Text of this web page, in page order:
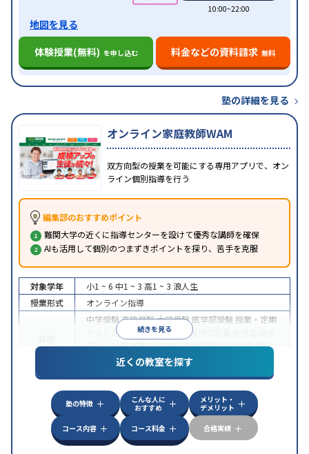
10:00~22:00
地図を見る
体験授業(無料) を申し込む 料金などの資料請求 無料
塾の詳細を見る
オンライン家庭教師WAM
双方向型の授業を可能にする専用アプリで、オン
ライン個別指導を行う
編集部のおすすめポイント
難関大学の近くに指導センターを設けて優秀な講師を確保
AIも活用して個別のつまずきポイントを探り、苦手を克服
続きを見る
対象学年 小1 ~ 6 中1 ~ 3 高1 ~ 3 浪人生
授業形式
オンライン指導
中学受験高校受験大学受験 医学部受験 授業・定期
テスト対策
内申点対策 学習習慣の定着
(旧AO)対策推薦入試対策英検(英語検定)対策漢検
(漢字検定)対策
中高一貫校生に対応成績保証制度あり授業の振替
可能不登校生に対応学習にPC・タブレットを利用
オンライン対応1科目から受講可能
近くの教室を探す
塾の特徴
こんな人に
おすすめ
メリット・
デメリット
コース内容
コース料金 合格実績